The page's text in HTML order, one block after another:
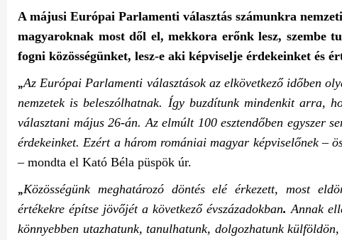
A májusi Európai Parlamenti választás számunkra
magyaroknak most dől el, mekkora erőnk lesz, szembe
fogni közösségünket, lesz-e aki képviselje érdekeinket és
„Az Európai Parlamenti választások az elkövetkező időben
nemzetek is beleszólhatnak. Így buzdítunk mindenkit arra,
választani május 26-án. Az elmúlt 100 esztendőben egyszer
érdekeinket. Ezért a három romániai magyar képviselőnek –
– mondta el Kató Béla püspök úr.
„Közösségünk meghatározó döntés elé érkezett, most
értékekre építse jövőjét a következő évszázadokban.Annak
könnyebben utazhatunk, tanulhatunk, dolgozhatunk